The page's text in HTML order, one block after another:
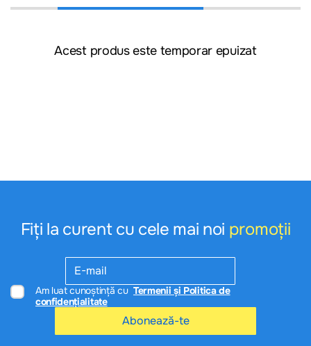
Acest produs este temporar epuizat
Fiți la curent cu cele mai noi promoții
Am luat cunoștință cu Termenii și Politica de
confidențialitate
Abonează-te